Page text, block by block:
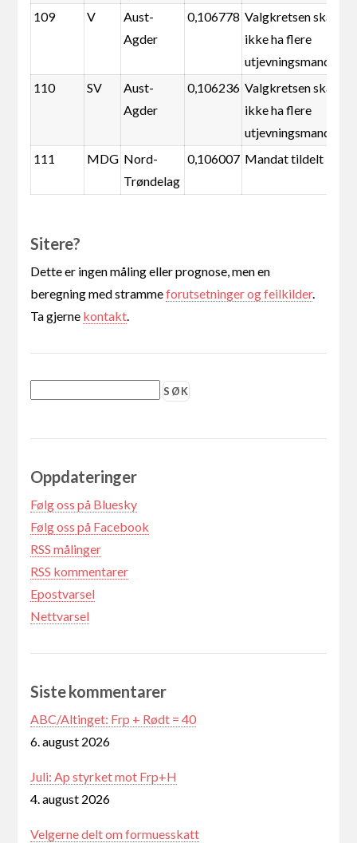
109 V
Aust-
Agder
0,106778 Valgkretsen skal
ikke ha flere
utjevningsmandater
110
SV
Aust-
Agder
0,106236 Valgkretsen skal
ikke ha flere
utjevningsmandater
111
MDG Nord-
Trøndelag
0,106007 Mandat tildelt
Sitere?
Dette er ingen måling eller prognose, men en
beregning med strammeforutsetninger og feilkilder.
Ta gjerne kontakt.
Oppdateringer
Følg oss på Bluesky
Følg oss på Facebook
RSS målinger
RSS kommentarer
Epostvarsel
Nettvarsel
Siste kommentarer
ABC/Altinget: Frp + Rødt = 40
6. august 2026
Juli: Ap styrket mot Frp+H
4. august 2026
Velgerne delt om formuesskatt